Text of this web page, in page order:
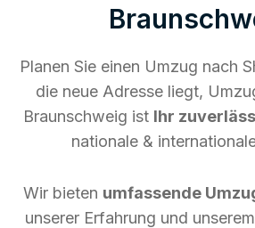
Planen Sie einen Umzug nach
die neue Adresse liegt,
Braunschweig ist Ihr
nationale &
Wir bieten umfassende
unserer Erfahrung und